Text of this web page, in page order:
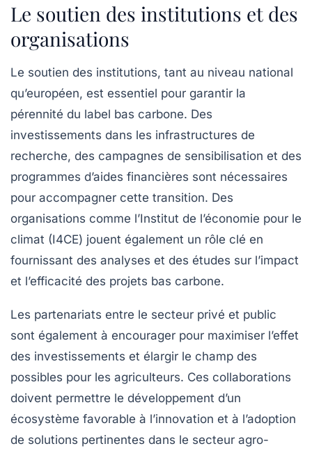
Le soutien des institutions et des
organisations
Le soutien des institutions, tant au niveau national
qu’européen, est essentiel pour garantir la
pérennité du label bas carbone. Des
investissements dans les infrastructures de
recherche, des campagnes de sensibilisation et des
programmes d’aides financières sont nécessaires
pour accompagner cette transition. Des
organisations comme l’Institut de l’économie pour le
climat (I4CE) jouent également un rôle clé en
fournissant des analyses et des études sur l’impact
et l’efficacité des projets bas carbone.
Les partenariats entre le secteur privé et public
sont également à encourager pour maximiser l’effet
des investissements et élargir le champ des
possibles pour les agriculteurs. Ces collaborations
doivent permettre le développement d’un
écosystème favorable à l’innovation et à l’adoption
de solutions pertinentes dans le secteur agro-